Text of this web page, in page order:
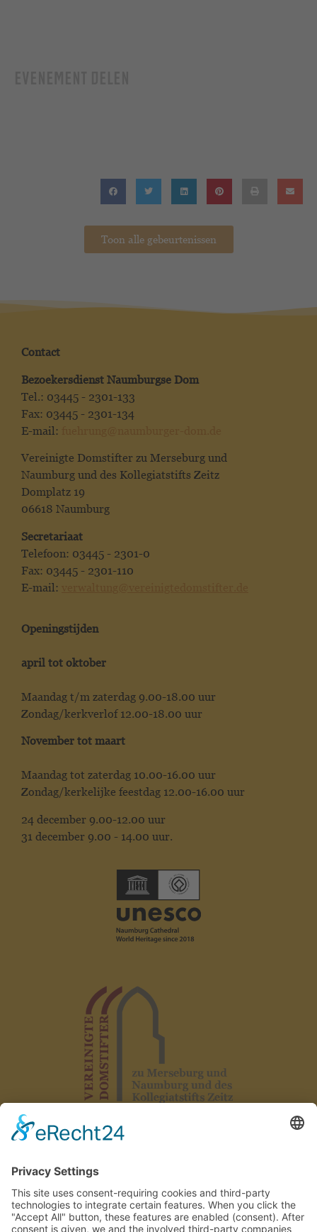
Toon alle gebeurtenissen
Contact
Bezoekersdienst Naumburgse Dom
Tel.: 03445 - 2301-133
Fax: 03445 - 2301-134
E-mail:
Vereinigte Domstifter zu Merseburg und
Naumburg und des Kollegiatstifts Zeitz
Domplatz 19
06618 Naumburg
Secretariaat
Telefoon: 03445 - 2301-0
Fax: 03445 - 2301-110
E-mail:
Openingstijden
april tot oktober
Maandag t/m zaterdag 9.00-18.00 uur
Zondag/kerkverlof 12.00-18.00 uur
November tot maart
Maandag tot zaterdag 10.00-16.00 uur
Zondag/kerkelijke feestdag 12.00-16.00 uur
24 december 9.00-12.00 uur
31 december 9.00 - 14.00 uur.